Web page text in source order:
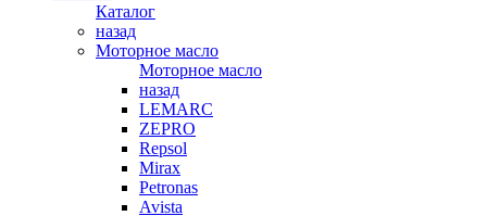
Каталог
назад
Моторное масло
Моторное масло
назад
LEMARC
ZEPRO
Repsol
Mirax
Petronas
Avista